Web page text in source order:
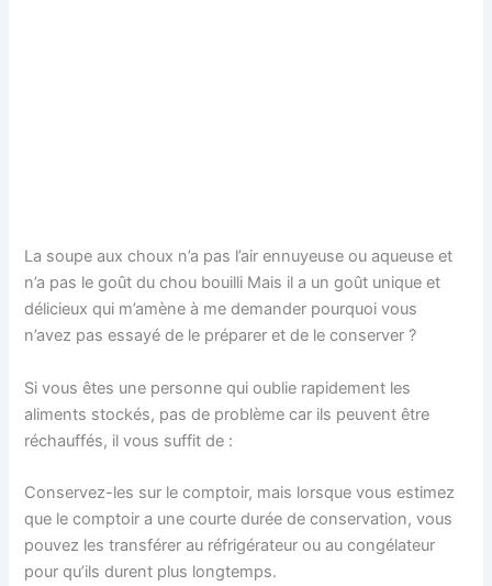
La soupe aux choux n’a pas l’air ennuyeuse ou aqueuse et
n’a pas le goût du chou bouilli Mais il a un goût unique et
délicieux qui m’amène à me demander pourquoi vous
n’avez pas essayé de le préparer et de le conserver ?
Si vous êtes une personne qui oublie rapidement les
aliments stockés, pas de problème car ils peuvent être
réchauffés, il vous suffit de :
Conservez-les sur le comptoir, mais lorsque vous estimez
que le comptoir a une courte durée de conservation, vous
pouvez les transférer au réfrigérateur ou au congélateur
pour qu’ils durent plus longtemps.